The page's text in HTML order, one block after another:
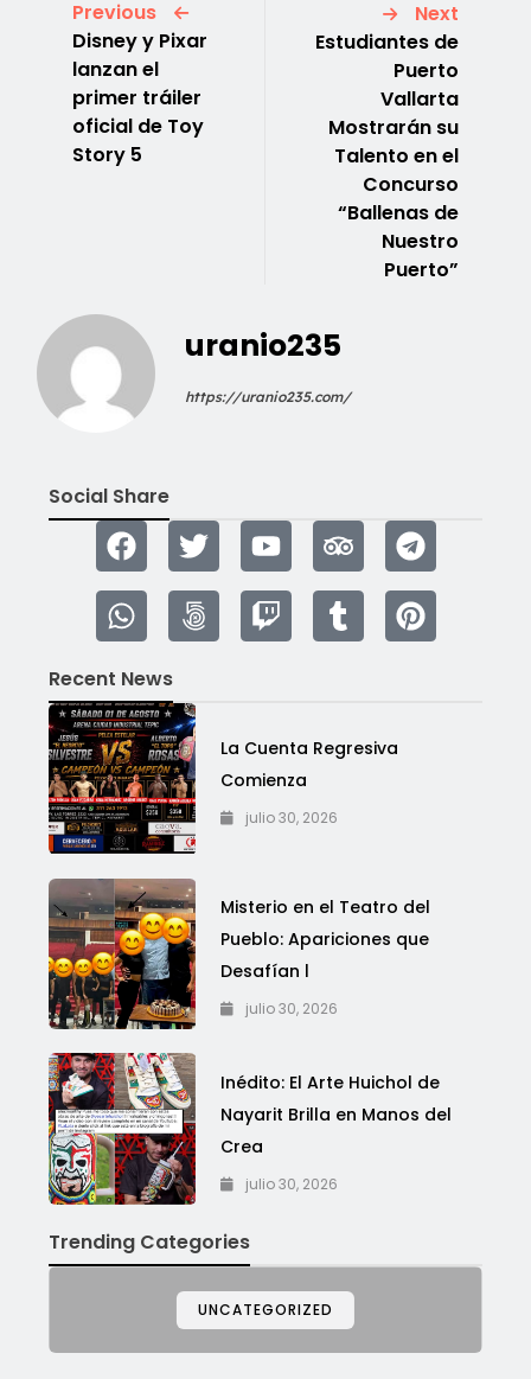
Previous
Disney y Pixar
lanzan el
primer tráiler
oficial de Toy
Story 5
Next
Estudiantes de
Puerto
Vallarta
Mostrarán su
Talento en el
Concurso
“Ballenas de
Nuestro
Puerto”
uranio235
https://uranio235.com/
Social Share
Recent News
La Cuenta Regresiva
Comienza
julio 30, 2026
Misterio en el Teatro del
Pueblo: Apariciones que
Desafían l
julio 30, 2026
Inédito: El Arte Huichol de
Nayarit Brilla en Manos del
Crea
julio 30, 2026
Trending Categories
UNCATEGORIZED